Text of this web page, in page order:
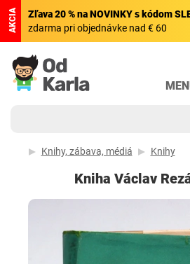
AKCIA Zľava 20 % na NOVINKY s kódom
zdarma pri objednávke nad € 60
Knihy, zábava, médiá Knihy
Kniha Václav